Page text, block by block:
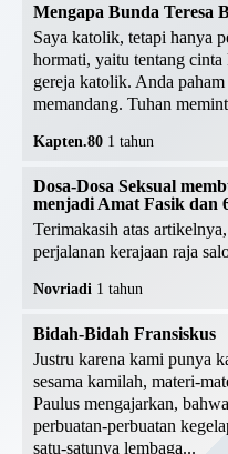
Mengapa Bunda Teresa
Saya katolik, tetapi hanya
hormati, yaitu tentang
gereja katolik. Anda
memandang. Tuhan
Kapten.80 1 tahun
Dosa-Dosa Seksual
menjadi Amat Fasik dan
Terimakasih atas
perjalanan kerajaan raja
Novriadi 1 tahun
Bidah-Bidah Fransiskus
Justru karena kami punya
sesama kamilah, materi-
Paulus mengajarkan,
perbuatan-perbuatan
satu-satunya lembaga...